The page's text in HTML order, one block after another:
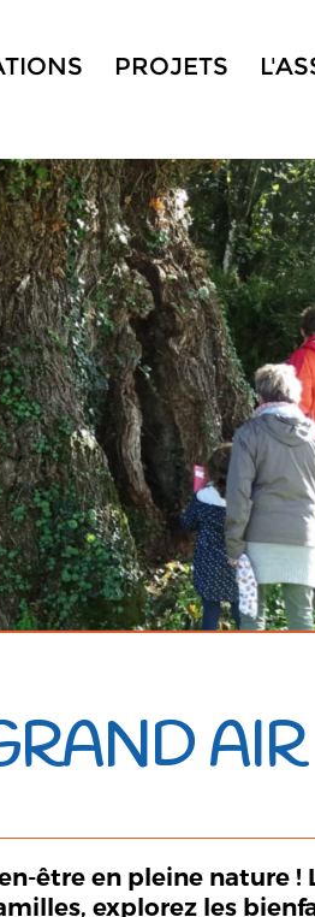
PROJETS
AIR
être en pleine nature !
explorez les